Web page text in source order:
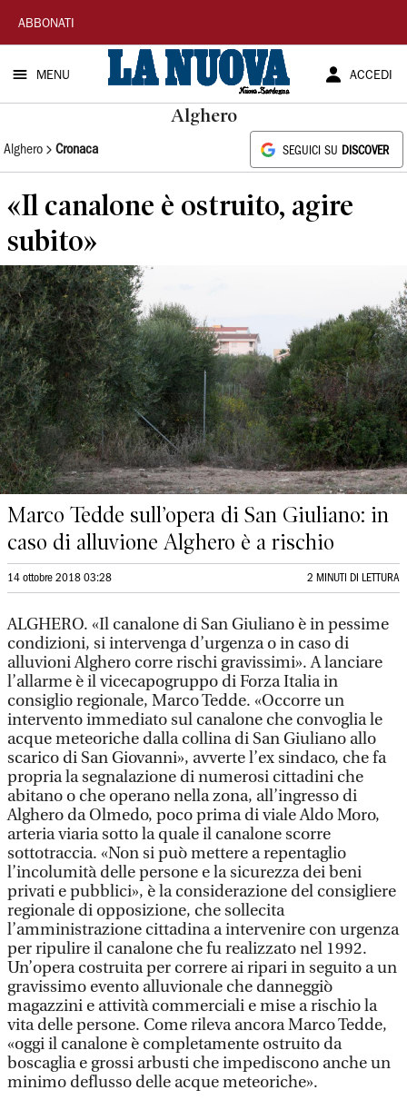
La
Nuova
Sardegna
ABBONATI
MENU ACCEDI
Alghero
Alghero Cronaca SEGUICI SU DISCOVER
«Il canalone è ostruito, agire
subito»
Marco Tedde sull’opera di San Giuliano: in
caso di alluvione Alghero è a rischio
14 ottobre 2018 03:28 2 MINUTI DI LETTURA
ALGHERO. «Il canalone di San Giuliano è in pessime
condizioni, si intervenga d’urgenza o in caso di
alluvioni Alghero corre rischi gravissimi». A lanciare
l’allarme è il vicecapogruppo di Forza Italia in
consiglio regionale, Marco Tedde. «Occorre un
intervento immediato sul canalone che convoglia le
acque meteoriche dalla collina di San Giuliano allo
scarico di San Giovanni», avverte l’ex sindaco, che fa
propria la segnalazione di numerosi cittadini che
abitano o che operano nella zona, all’ingresso di
Alghero da Olmedo, poco prima di viale Aldo Moro,
arteria viaria sotto la quale il canalone scorre
sottotraccia. «Non si può mettere a repentaglio
l’incolumità delle persone e la sicurezza dei beni
privati e pubblici», è la considerazione del consigliere
regionale di opposizione, che sollecita
l’amministrazione cittadina a intervenire con urgenza
per ripulire il canalone che fu realizzato nel 1992.
Un’opera costruita per correre ai ripari in seguito a un
gravissimo evento alluvionale che danneggiò
magazzini e attività commerciali e mise a rischio la
vita delle persone. Come rileva ancora Marco Tedde,
«oggi il canalone è completamente ostruito da
boscaglia e grossi arbusti che impediscono anche un
minimo deflusso delle acque meteoriche».